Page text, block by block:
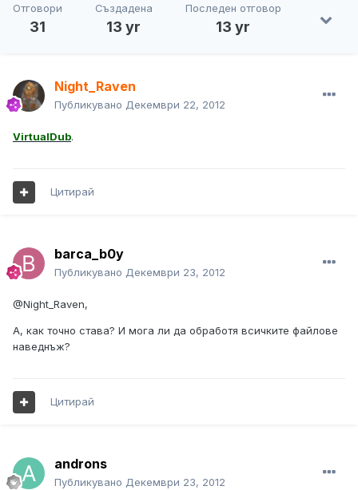
Отговори
31
Създадена
13 yr
Последен отговор
13 yr
Night_Raven
Публикувано Декември 22, 2012
VirtualDub.
Цитирай
barca_b0y
Публикувано Декември 23, 2012
@Night_Raven,
А, как точно става? И мога ли да обработя всичките файлове
наведнъж?
Цитирай
androns
Публикувано Декември 23, 2012